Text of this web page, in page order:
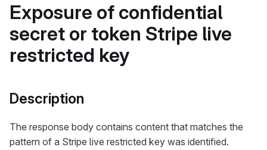
Exposure of confidential
secret or token Stripe live
restricted key
Description
The response body contains content that matches the
pattern of a Stripe live restricted key was identified.